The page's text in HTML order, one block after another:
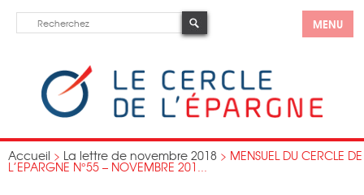
MENU
Accueil > La lettre de novembre 2018 > MENSUEL DU CERCLE DE
L’EPARGNE N°55 – NOVEMBRE 201...